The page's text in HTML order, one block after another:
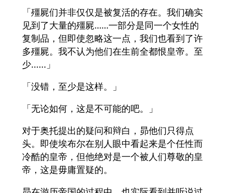
「殭屍们并非仅仅是被复活的存在。我们确实
见到了大量的殭屍……一部分是同一个女性的
复制品，但即使忽略这一点，我们也看到了许
多殭屍。我不认为他们在生前全都恨皇帝。至
少......」
「没错，至少是这样。」
「无论如何，这是不可能的吧。」
对于奥托提出的疑问和辩白，昴他们只得点
头。即使埃布尔在别人眼中看起来是个任性而
冷酷的皇帝，但他绝对是一个被人们尊敬的皇
帝，这是毋庸置疑的。